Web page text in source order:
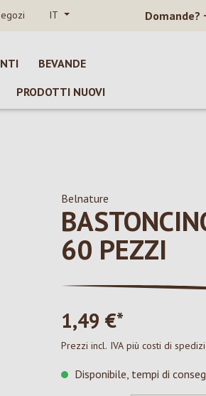
IT Domande?
BEVANDE
PRODOTTI NUOVI
Belnature
60 PEZZI
1,49 €*
Prezzi incl. IVA più costi di
Disponibile, tempi di